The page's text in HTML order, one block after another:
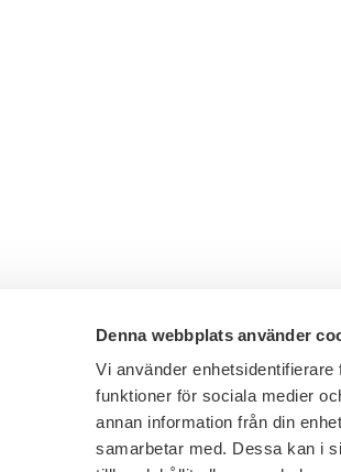
Denna webbplats använder
Vi använder
funktioner för sociala medier
annan information från din
samarbetar med. Dessa kan i